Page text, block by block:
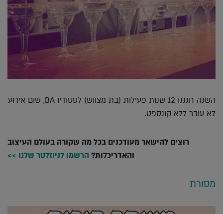
השנה חגגנו 12 שנות פעילות (בת מצווש) לסטודיו BA, שום אירוע
לא עובר ללא קונספט.
רוצים להישאר מעודכנים בכל מה שקורה בעולם העיצוב
והאדריכלות? הרשמו לניוזלטר שלנו >>
מסורת